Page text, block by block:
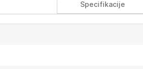
Specifikacije